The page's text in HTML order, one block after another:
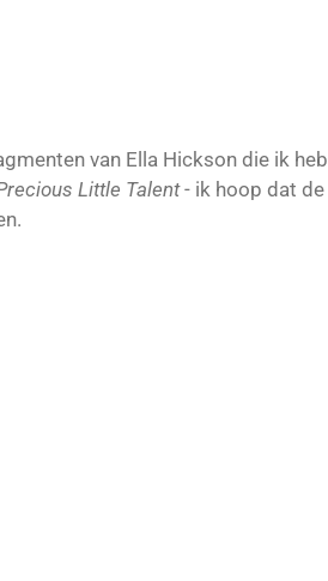
van Ella Hickson die ik
Little Talent- ik hoop dat